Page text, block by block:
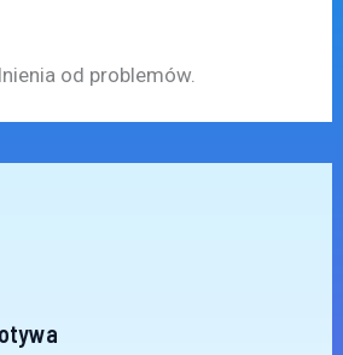
od problemów.